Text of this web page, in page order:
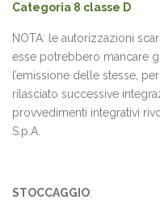
Categoria 8 classe D
NOTA: le autorizzazioni
esse potrebbero mancare
l’emissione delle stesse,
rilasciato successive
provvedimenti integrativi
S.p.A.
STOCCAGGIO: